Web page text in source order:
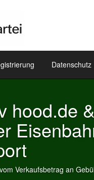
Datenschutz
&
an Gebühren je Inserat